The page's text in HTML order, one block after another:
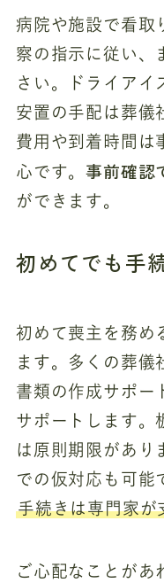
病院や施設で看取
察の指示に従い、
さい。ドライアイ
安置の手配は葬儀
費用や到着時間は
心です。事前確認
ができます。
初めてでも手
初めて喪主を務め
ます。多くの葬儀
書類の作成サポー
サポートします。
は原則期限があり
での仮対応も可能
手続きは専門家が
ご心配なことがあ